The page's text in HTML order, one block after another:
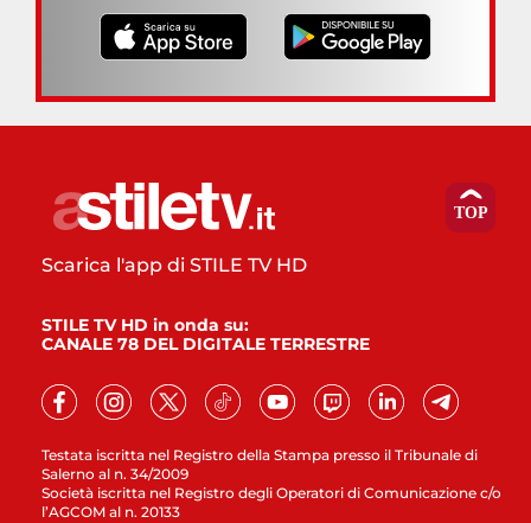
Testata iscritta nel Registro della Stampa presso il Tribunale di
Salerno al n. 34/2009
Società iscritta nel Registro degli Operatori di Comunicazione c/o
l’AGCOM al n. 20133
Scarica l'app di STILE TV HD
STILE TV HD in onda su:
CANALE 78 DEL DIGITALE TERRESTRE